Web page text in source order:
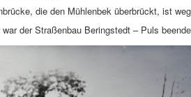
die den Mühlenbek überbrückt, ist
der Straßenbau Beringstedt – Puls